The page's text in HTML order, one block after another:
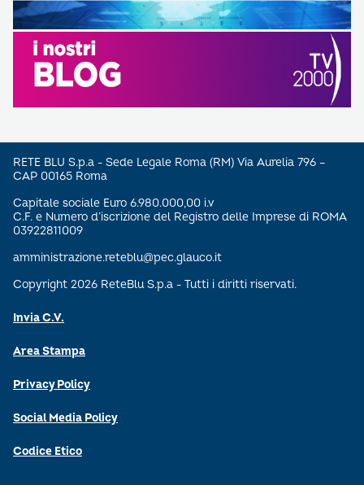
RETE BLU S.p.a - Sede Legale Roma (RM) Via Aurelia 796 –
CAP 00165 Roma
Capitale sociale Euro 6.980.000,00 i.v
C.F. e Numero d’iscrizione del Registro delle Imprese di ROMA
03922811009
amministrazione.reteblu@pec.glauco.it
Copyright 2026 ReteBlu S.p.a - Tutti i diritti riservati.
Invia C.V.
Area Stampa
Privacy Policy
Social Media Policy
Codice Etico